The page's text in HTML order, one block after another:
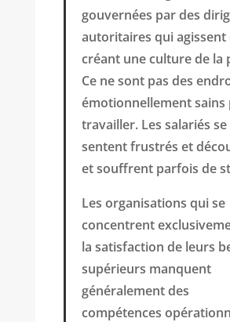
gouvernées par des
autoritaires qui agissent
créant une culture de la
Ce ne sont pas des
émotionnellement sains
travailler. Les salariés se
sentent frustrés et
et souffrent parfois de
Les organisations qui se
concentrent
la satisfaction de leurs
supérieurs manquent
généralement des
compétences